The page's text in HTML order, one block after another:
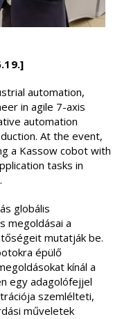
automation,
in agile 7-axis
automation
At the event,
a Kassow cobot with
tasks in
globális
megoldásai a
mutatják be.
épülő
kínál a
egy adagolófejjel
szemlélteti,
műveletek